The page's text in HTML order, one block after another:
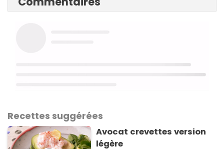
Recettes suggérées
Avocat crevettes version
légère